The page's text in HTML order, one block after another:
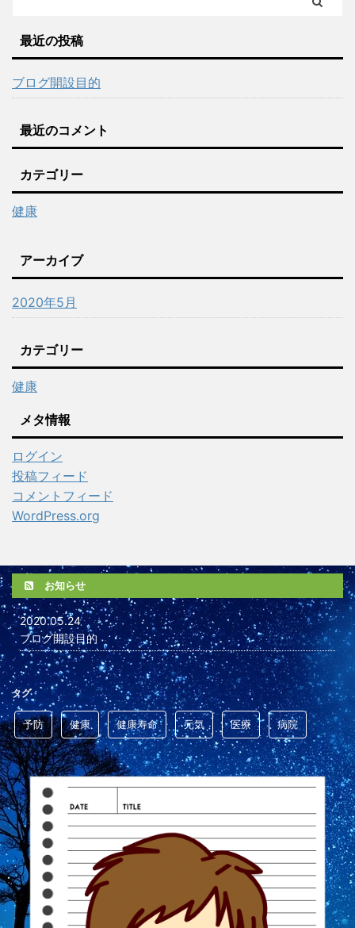
最近の投稿
ブログ開設目的
最近のコメント
カテゴリー
健康
アーカイブ
2020年5月
カテゴリー
健康
メタ情報
ログイン
投稿フィード
コメントフィード
WordPress.org
お知らせ
2020.05.24
ブログ開設目的
タグ
予防 健康 健康寿命 元気 医療 病院